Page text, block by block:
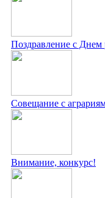
Поздравление с Днем
Совещание с
Внимание, конкурс!